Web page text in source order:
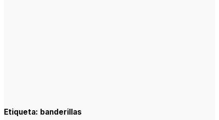
Etiqueta: banderillas